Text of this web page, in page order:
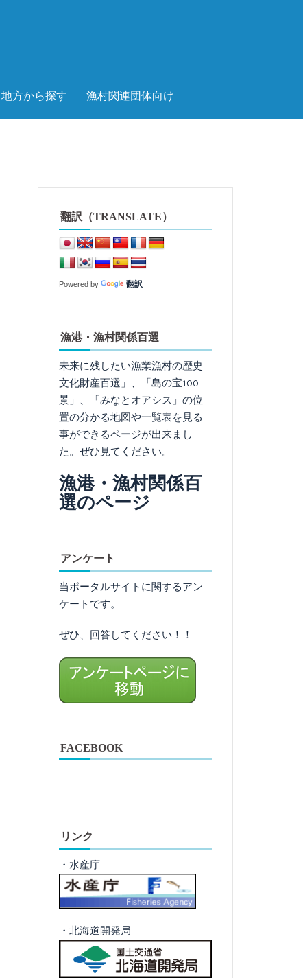
地方から探す 漁村関連団体向け
翻訳（TRANSLATE）
Powered by 翻訳
漁港・漁村関係百選
未来に残したい漁業漁村の歴史
文化財産百選」、「島の宝100
景」、「みなとオアシス」の位
置の分かる地図や一覧表を見る
事ができるページが出来まし
た。ぜひ見てください。
漁港・漁村関係百
選のページ
アンケート
当ポータルサイトに関するアン
ケートです。
ぜひ、回答してください！！
FACEBOOK
リンク
・水産庁
・北海道開発局